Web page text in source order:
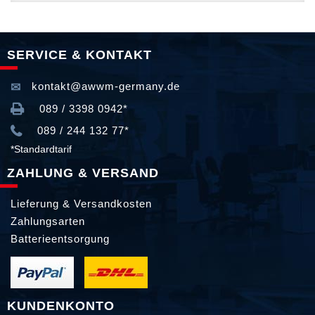
SERVICE & KONTAKT
kontakt@awwm-germany.de
089 / 3398 0942*
089 / 244 132 77*
*Standardtarif
ZAHLUNG & VERSAND
Lieferung & Versandkosten
Zahlungsarten
Batterieentsorgung
KUNDENKONTO